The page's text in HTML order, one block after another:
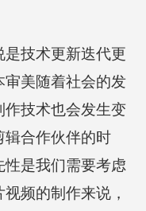
技术更新迭代更
美随着社会的发
作技术也会发生变
辑合作伙伴的时
是我们需要考虑
频的制作来说，